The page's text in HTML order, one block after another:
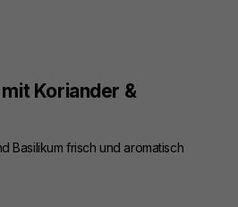
Koriander &
Basilikum frisch und aromatisch